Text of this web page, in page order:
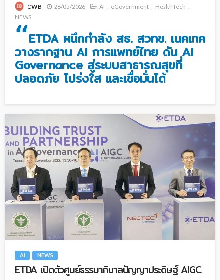
CWB 28/05/2026 AI eGovernment
HealthTech
NEWS
“ETDA ผนึกกำลัง สธ. สวทช. เนคเทค
วางรากฐาน AI การแพทย์ไทย ดัน AI
Governance สู่ระบบสาธารณสุขที่
ปลอดภัย โปร่งใส และเชื่อมั่นได้
AI NEWS
ETDA เปิดตัวศูนย์ธรรมาภิบาลปัญญาประดิษฐ์ AIGC